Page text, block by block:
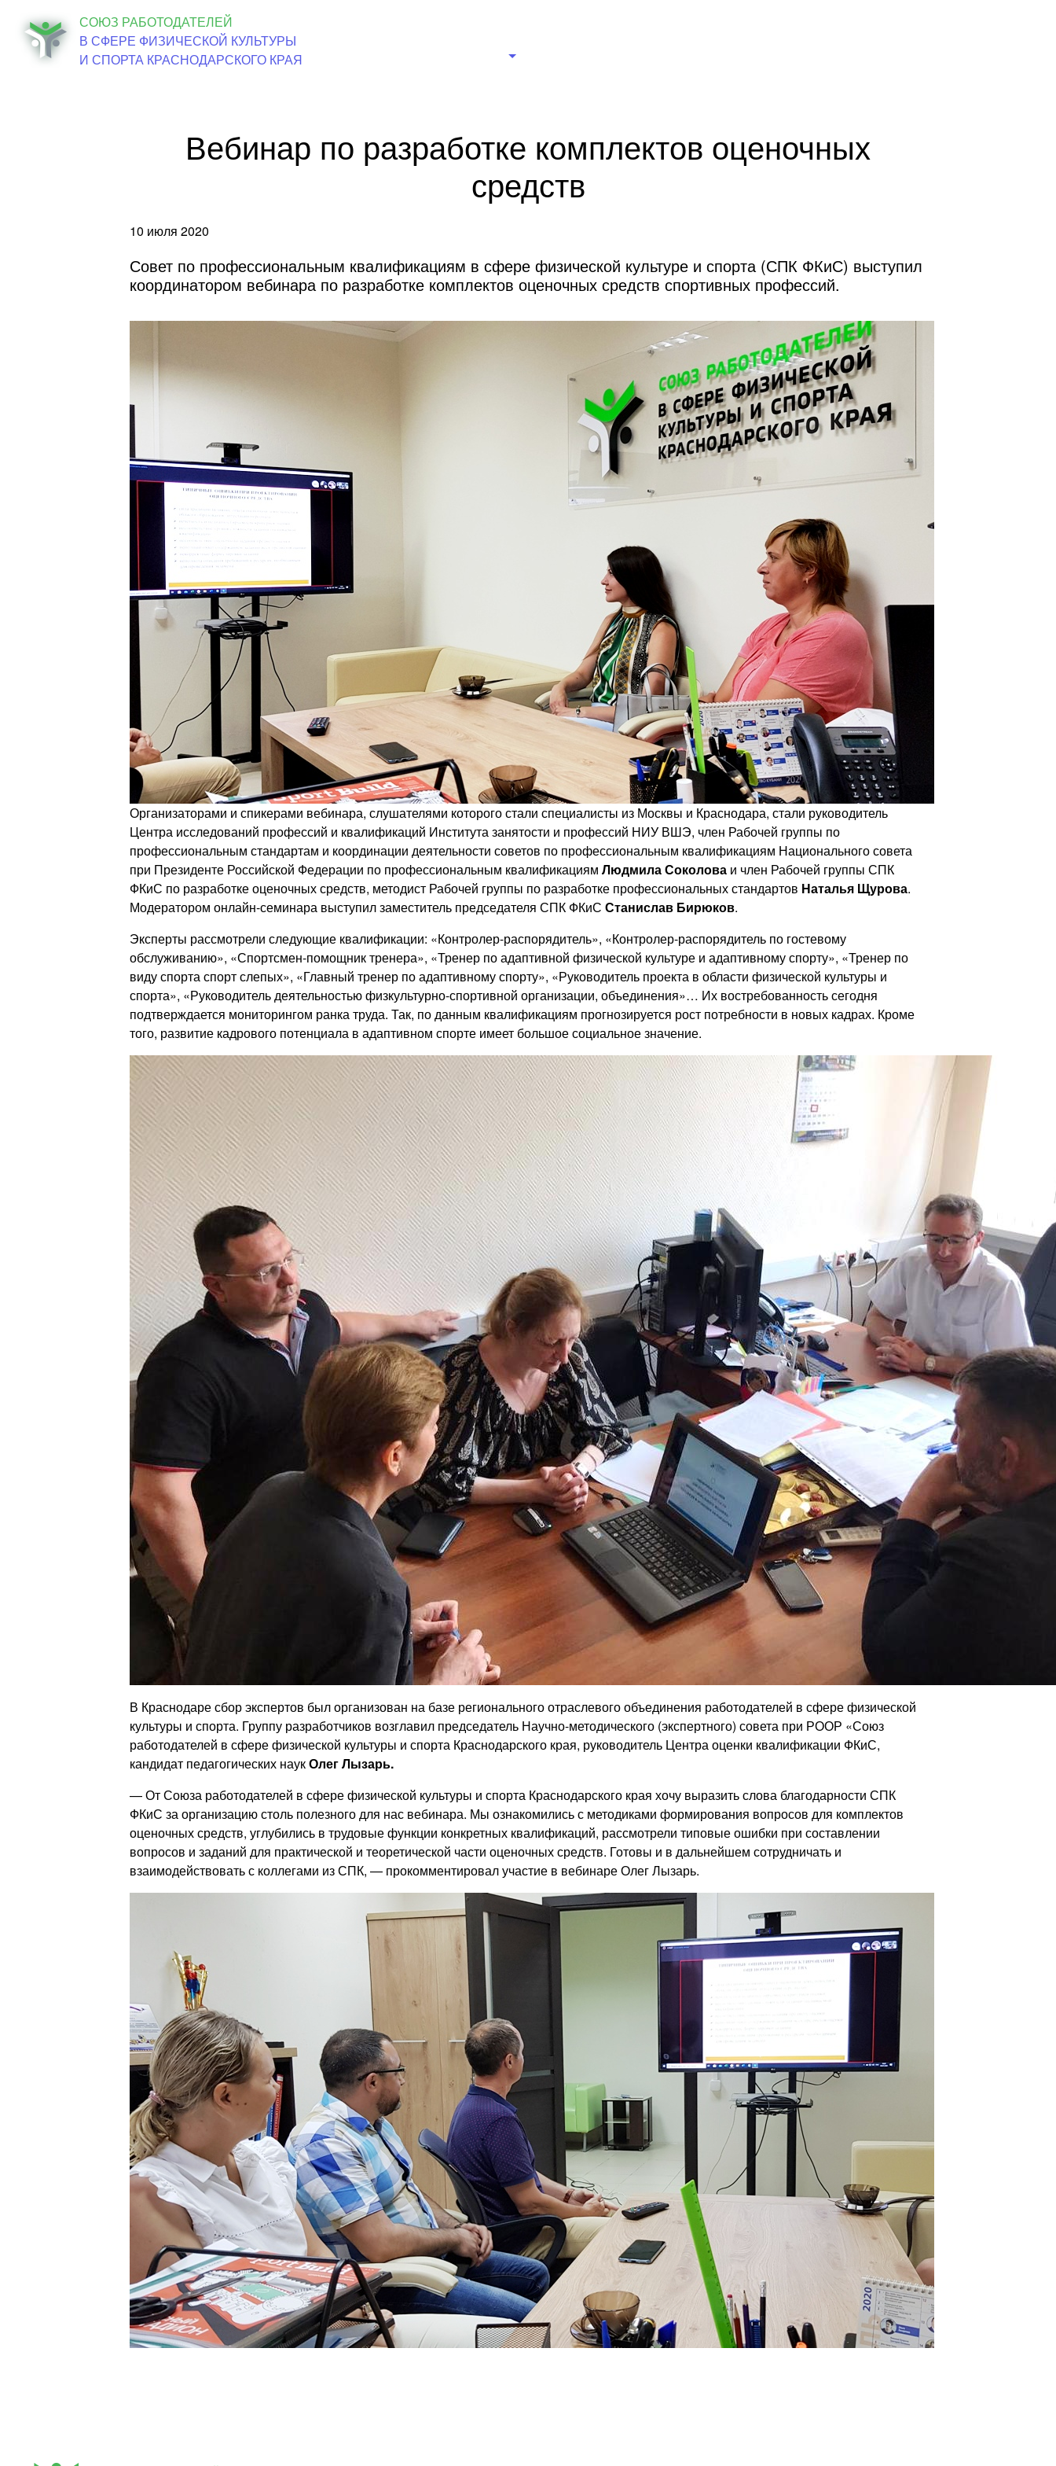
СОЮЗ РАБОТОДАТЕЛЕЙ
В СФЕРЕ ФИЗИЧЕСКОЙ КУЛЬТУРЫ
И СПОРТА КРАСНОДАРСКОГО КРАЯ
Вебинар по разработке комплектов оценочных
средств
10 июля 2020
Совет по профессиональным квалификациям в сфере физической культуре и спорта (СПК ФКиС) выступил
координатором вебинара по разработке комплектов оценочных средств спортивных профессий.
Организаторами и спикерами вебинара, слушателями которого стали специалисты из Москвы и Краснодара, стали руководитель
Центра исследований профессий и квалификаций Института занятости и профессий НИУ ВШЭ, член Рабочей группы по
профессиональным стандартам и координации деятельности советов по профессиональным квалификациям Национального совета
при Президенте Российской Федерации по профессиональным квалификациям Людмила Соколоваи член Рабочей группы СПК
ФКиС по разработке оценочных средств, методист Рабочей группы по разработке профессиональных стандартов Наталья Щурова.
Модератором онлайн-семинара выступил заместитель председателя СПК ФКиС Станислав Бирюков.
Эксперты рассмотрели следующие квалификации: «Контролер-распорядитель», «Контролер-распорядитель по гостевому
обслуживанию», «Спортсмен-помощник тренера», «Тренер по адаптивной физической культуре и адаптивному спорту», «Тренер по
виду спорта спорт слепых», «Главный тренер по адаптивному спорту», «Руководитель проекта в области физической культуры и
спорта», «Руководитель деятельностью физкультурно-спортивной организации, объединения»… Их востребованность сегодня
подтверждается мониторингом ранка труда. Так, по данным квалификациям прогнозируется рост потребности в новых кадрах. Кроме
того, развитие кадрового потенциала в адаптивном спорте имеет большое социальное значение.
В Краснодаре сбор экспертов был организован на базе регионального отраслевого объединения работодателей в сфере физической
культуры и спорта. Группу разработчиков возглавил председатель Научно-методического (экспертного) совета при РООР «Союз
работодателей в сфере физической культуры и спорта Краснодарского края, руководитель Центра оценки квалификации ФКиС,
кандидат педагогических наукОлег Лызарь.
— От Союза работодателей в сфере физической культуры и спорта Краснодарского края хочу выразить слова благодарности СПК
ФКиС за организацию столь полезного для нас вебинара. Мы ознакомились с методиками формирования вопросов для комплектов
оценочных средств, углубились в трудовые функции конкретных квалификаций, рассмотрели типовые ошибки при составлении
вопросов и заданий для практической и теоретической части оценочных средств. Готовы и в дальнейшем сотрудничать и
взаимодействовать с коллегами из СПК, — прокомментировал участие в вебинаре Олег Лызарь.